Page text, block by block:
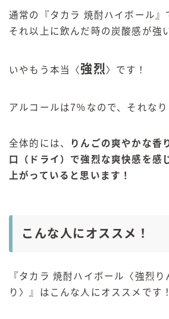
通常の『タカラ 焼酎ハイボール』
それ以上に飲んだ時の炭酸感が強
いやもう本当〈強烈〉です！
アルコールは7％なので、それな
全体的には、
りんごの爽やかな香
口（ドライ）で強烈な爽快感を感
上がっていると思います！
こんな人にオススメ！
『タカラ 焼酎ハイボール〈強烈り
り〉』はこんな人にオススメです！